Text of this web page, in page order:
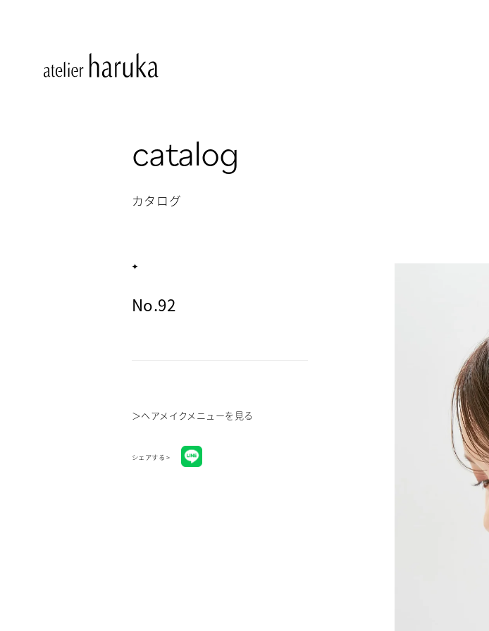
catalog
カタログ
No.92
＞ヘアメイクメニューを見る
シェアする >